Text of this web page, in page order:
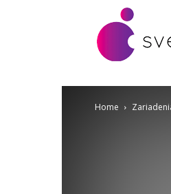
Home